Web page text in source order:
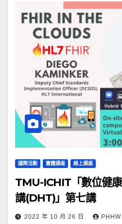
國際活動 實體講座 線上講座
TMU-ICHIT「數位健
講(DHT)」第七講
2022 年 10 月 26 日 PHHW